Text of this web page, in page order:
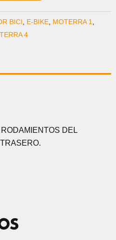
BICI E-BIKE MOTERRA 1
4
DEL